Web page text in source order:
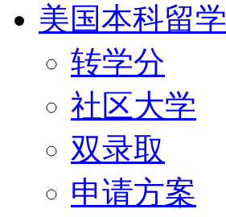
美国本科留学
转学分
社区大学
双录取
申请方案